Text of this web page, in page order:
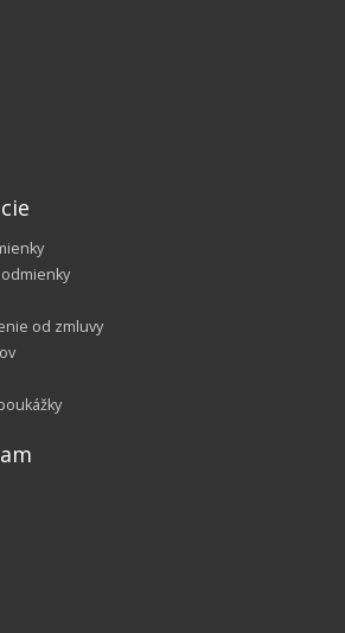
od zmluvy